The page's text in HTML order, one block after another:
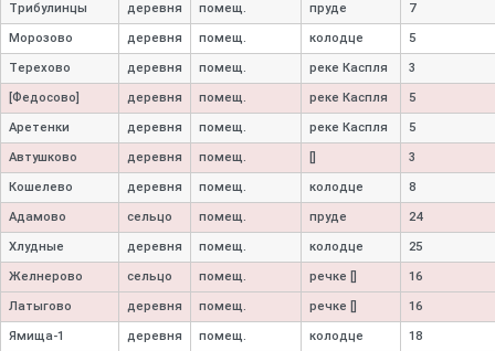
Трибулинцы деревня помещ. пруде 7
Морозово деревня помещ. колодце 5
Терехово деревня помещ. реке Каспля 3
[Федосово] деревня помещ. реке Каспля 5
Аретенки деревня помещ. реке Каспля 5
Автушково деревня помещ. 3
Кошелево деревня помещ. колодце 8
Адамово сельцо помещ. пруде 24
Хлудные деревня помещ. колодце 25
Желнерово сельцо помещ. речке [] 16
Латыгово деревня помещ. речке [] 16
Ямища-1 деревня помещ. колодце 18